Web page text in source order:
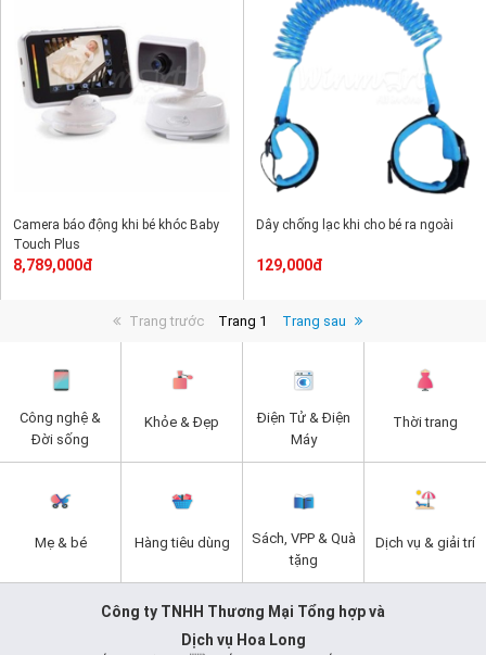
Camera báo động khi bé khóc Baby
Touch Plus
8,789,000đ
Dây chống lạc khi cho bé ra ngoài
129,000đ
Trang trước Trang 1 Trang sau
Công nghệ &
Đời sống
Khỏe & Đẹp
Điện Tử & Điện
Máy
Thời trang
Mẹ & bé Hàng tiêu dùng
Sách, VPP & Quà
tặng
Dịch vụ & giải trí
Công ty TNHH Thương Mại Tổng hợp và
Dịch vụ Hoa Long